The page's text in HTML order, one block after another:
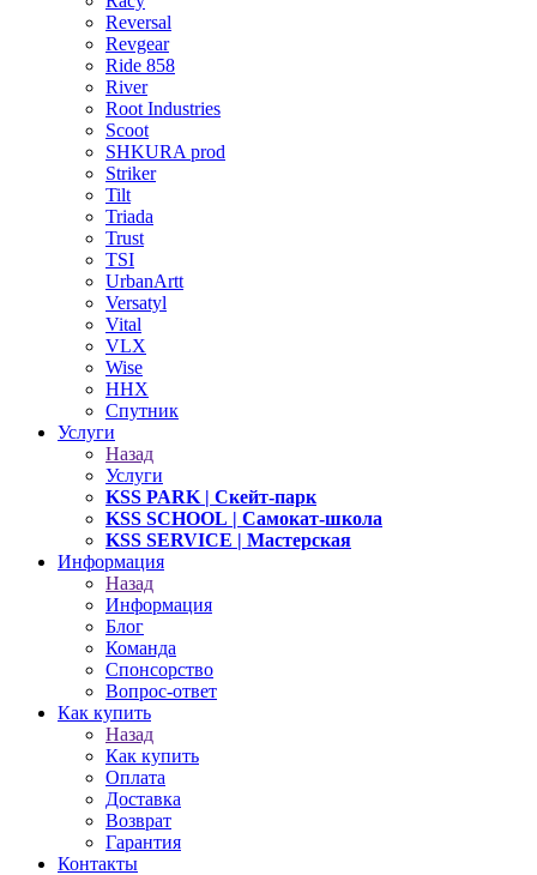
Reversal
Revgear
Ride 858
River
Root Industries
Scoot
SHKURA рrоd
Striker
Tilt
Triada
Trust
TSI
UrbanArtt
Versatyl
Vital
VLX
Wise
ННХ
Спутник
Услуги
Назад
Услуги
KSS PARK | Скейт-парк
KSS SCHOOL | Самокат-школа
KSS SERVICE | Мастерская
Информация
Назад
Информация
Блог
Команда
Спонсорство
Вопрос-ответ
Как купить
Назад
Как купить
Оплата
Доставка
Возврат
Гарантия
Контакты